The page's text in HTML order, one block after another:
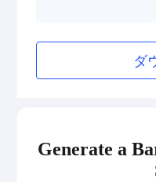
GS1 2D Codes
ダ
Generate a